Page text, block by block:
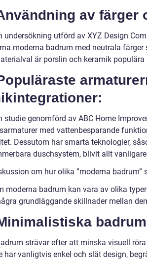
av färger
undersökning utförd av XYZ Design
moderna badrum med neutrala färger
är porslin och keramik
studie genomförd av ABC Home
med vattenbesparande
Dessutom har smarta teknologier,
duschsystem, blivit allt
om hur olika ”moderna badrum”
moderna badrum kan vara av olika
grundläggande skillnader mellan
strävar efter att minska visuell
har vanligtvis enkel och slät design,